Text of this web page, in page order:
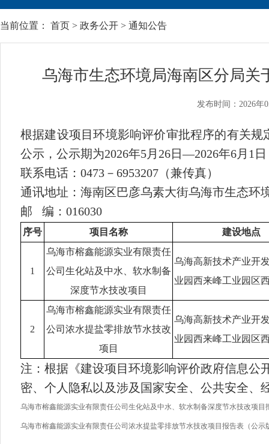
当前位置： 首页 > 政务公开 > 通知公告
乌海市生态环境局海南区分局关
发布时间：2026年
根据建设项目环境影响评价审批程序的有关规
公示，公示期为2026年5月26日—2026年6月1日
联系电话 ：0473－ 6953207 （兼传真）
通讯地址：海南区巴彦乌素大街乌海市生态环
邮
编：016030
序号 项目名称 建设地点
1
乌海市榕鑫能源实业有限责任
公司生化站及中水、软水制备
深度节水技改项目
乌海高新技术产业开
业园西来峰工业园区
2
乌海市榕鑫能源实业有限责任
公司浓水提盐零排放节水技改
项目
乌海高新技术产业开
业园西来峰工业园区
注：根据《建设项目环境影响评价政府信息公
密、个人隐私以及涉及国家安全、公共安全、
乌海市榕鑫能源实业有限责任公司生化站及中水、软水制备深度节水技改项目
乌海市榕鑫能源实业有限责任公司浓水提盐零排放节水技改项目报告表（公示